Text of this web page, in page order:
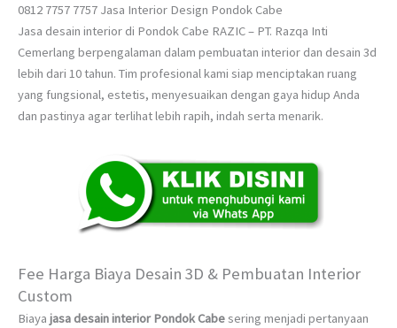
0812 7757 7757 Jasa Interior Design Pondok Cabe
Jasa desain interior di Pondok Cabe RAZIC – PT. Razqa Inti
Cemerlang berpengalaman dalam pembuatan interior dan desain 3d
lebih dari 10 tahun. Tim profesional kami siap menciptakan ruang
yang fungsional, estetis, menyesuaikan dengan gaya hidup Anda
dan pastinya agar terlihat lebih rapih, indah serta menarik.
Fee Harga Biaya Desain 3D & Pembuatan Interior
Custom
Biaya jasa desain interior Pondok Cabesering menjadi pertanyaan